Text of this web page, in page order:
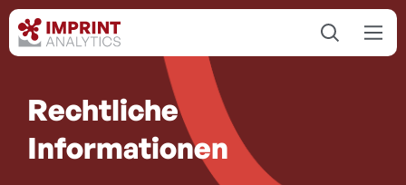
Rechtliche
Informationen